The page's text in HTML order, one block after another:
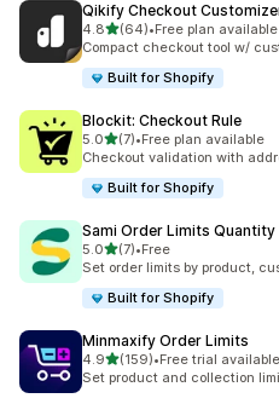
Qikify Checkout
4.8เต็ม 5 ดาว
(64)
ทั้งหมด 64 รีวิว
•Free plan available
Compact checkout tool w/
Built for Shopify
Blockit: Checkout Rule
5.0เต็ม 5 ดาว
(7)
ทั้งหมด 7 รีวิว
•Free plan available
Checkout validation with
Built for Shopify
Sami Order Limits Quantity
5.0เต็ม 5 ดาว
(7)
ทั้งหมด 7 รีวิว
•Free
Set order limits by product,
Built for Shopify
Minmaxify Order Limits
4.9เต็ม 5 ดาว
(159)
ทั้งหมด 159 รีวิว
•Free trial available
Set product and collection